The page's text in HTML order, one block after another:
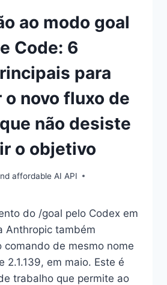
ao modo goal
Code: 6
para
novo fluxo de
não desiste
o objetivo
affordable AI API
do /goal pelo Codex em
Anthropic também
comando de mesmo nome
2.1.139, em maio. Este é
trabalho que permite ao